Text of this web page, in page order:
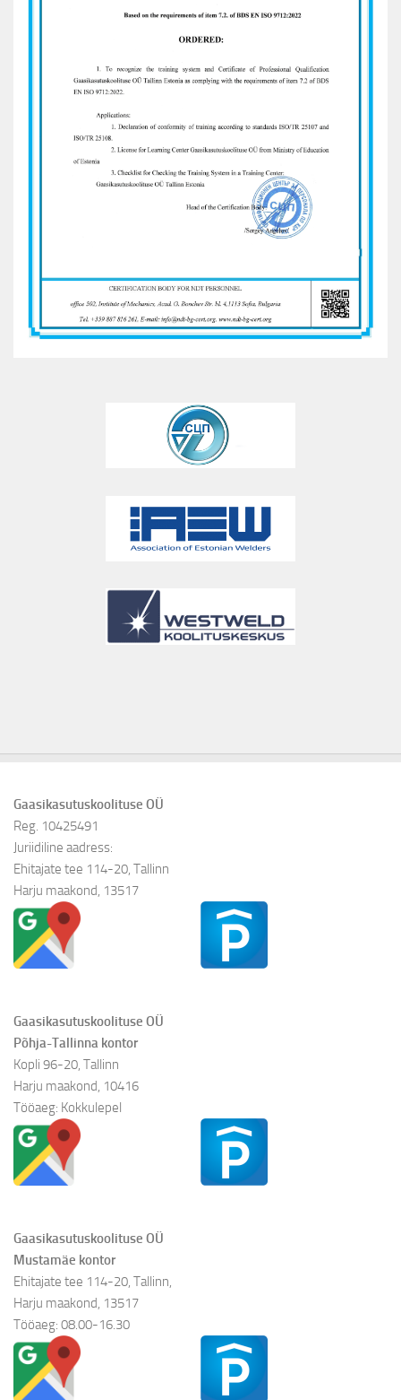
Gaasikasutuskoolituse OÜ
Reg. 10425491
Juriidiline aadress:
Ehitajate tee 114-20, Tallinn
Harju maakond, 13517
Gaasikasutuskoolituse OÜ
Põhja-Tallinna kontor
Kopli 96-20, Tallinn
Harju maakond, 10416
Tööaeg: Kokkulepel
Gaasikasutuskoolituse OÜ
Mustamäe kontor
Ehitajate tee 114-20, Tallinn,
Harju maakond, 13517
Tööaeg: 08.00-16.30